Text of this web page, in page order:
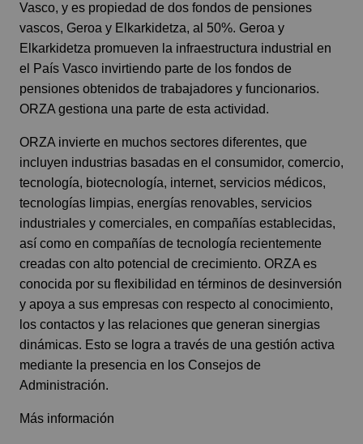
Vasco, y es propiedad de dos fondos de pensiones
vascos, Geroa y Elkarkidetza, al 50%. Geroa y
Elkarkidetza promueven la infraestructura industrial en
el País Vasco invirtiendo parte de los fondos de
pensiones obtenidos de trabajadores y funcionarios.
ORZA gestiona una parte de esta actividad.
ORZA invierte en muchos sectores diferentes, que
incluyen industrias basadas en el consumidor, comercio,
tecnología, biotecnología, internet, servicios médicos,
tecnologías limpias, energías renovables, servicios
industriales y comerciales, en compañías establecidas,
así como en compañías de tecnología recientemente
creadas con alto potencial de crecimiento. ORZA es
conocida por su flexibilidad en términos de desinversión
y apoya a sus empresas con respecto al conocimiento,
los contactos y las relaciones que generan sinergias
dinámicas. Esto se logra a través de una gestión activa
mediante la presencia en los Consejos de
Administración.
Más información